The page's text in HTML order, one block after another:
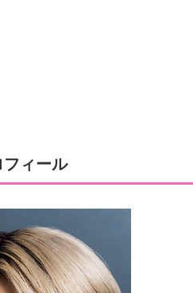
ィール